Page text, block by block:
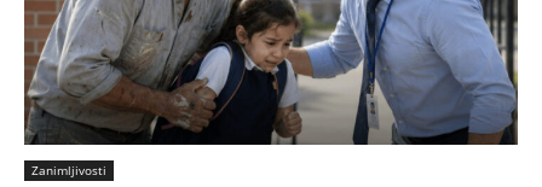
Zanimljivosti